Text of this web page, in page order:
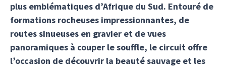
plus emblématiques d’Afrique du Sud. Entouré de
formations rocheuses impressionnantes, de
routes sinueuses en gravier et de vues
panoramiques à couper le souffle, le circuit offre
l’occasion de découvrir la beauté sauvage et les